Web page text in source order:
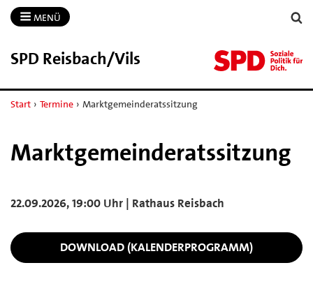
MENÜ
SPD Reisbach/​Vils
Start › Termine › Marktgemeinderatssitzung
Marktgemeinderatssitzung
22.09.2026, 19:00 Uhr | Rathaus Reisbach
DOWNLOAD (KALENDERPROGRAMM)